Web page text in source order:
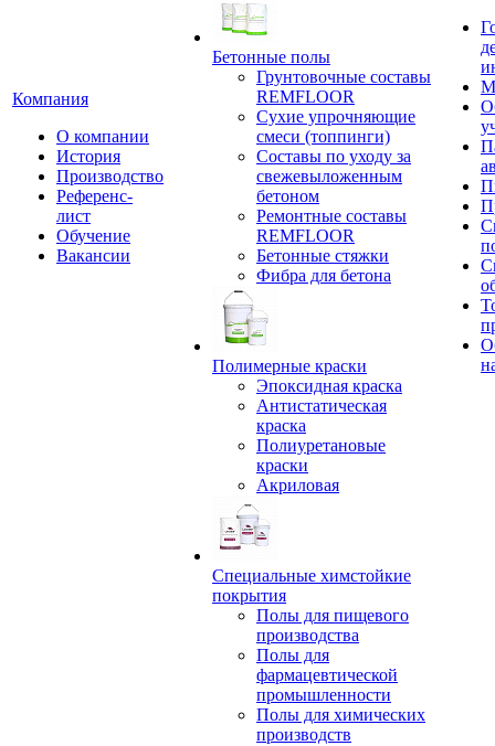
Компания
О компании
История
Производство
Референс-
лист
Обучение
Вакансии
Бетонные полы
Грунтовочные составы
REMFLOOR
Сухие упрочняющие
смеси (топпинги)
Составы по уходу за
свежевыложенным
бетоном
Ремонтные составы
REMFLOOR
Бетонные стяжки
Фибра для бетона
Полимерные краски
Эпоксидная краска
Антистатическая
краска
Полиуретановые
краски
Акриловая
Специальные химстойкие
покрытия
Полы для пищевого
производства
Полы для
фармацевтической
промышленности
Полы для химических
производств